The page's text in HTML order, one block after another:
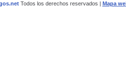
Todos los derechos reservados | Mapa